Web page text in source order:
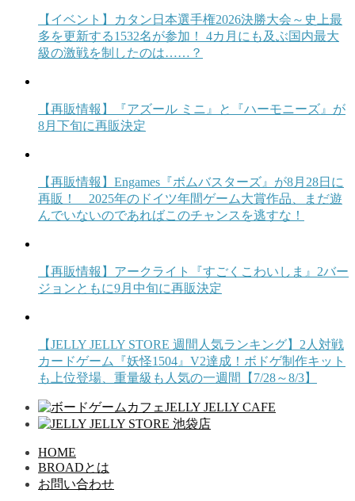
【イベント】カタン日本選手権2026決勝大会～史上最
多を更新する1532名が参加！ 4カ月にも及ぶ国内最大
級の激戦を制したのは……？
【再販情報】『アズール ミニ』と『ハーモニーズ』が
8月下旬に再販決定
【再販情報】Engames『ボムバスターズ』が8月28日に
再販！ 2025年のドイツ年間ゲーム大賞作品、まだ遊
んでいないのであればこのチャンスを逃すな！
【再販情報】アークライト『すごくこわいしま』2バー
ジョンともに9月中旬に再販決定
【JELLY JELLY STORE 週間人気ランキング】2人対戦
カードゲーム『妖怪1504』V2達成！ボドゲ制作キット
も上位登場、重量級も人気の一週間【7/28～8/3】
HOME
BROADとは
お問い合わせ